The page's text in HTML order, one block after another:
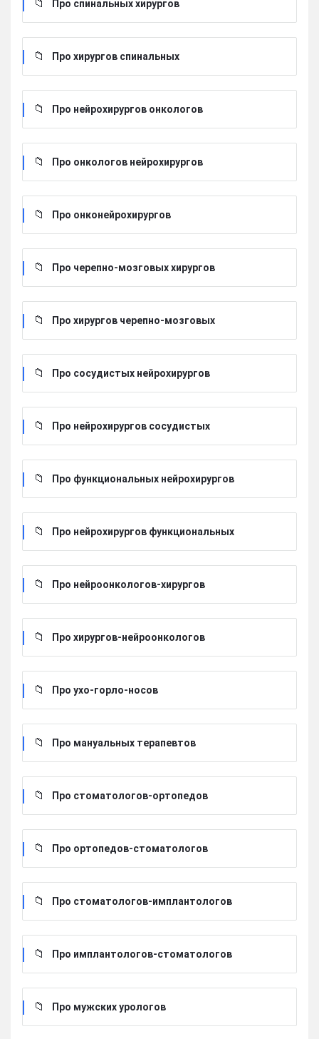
Про спинальных хирургов
Про хирургов cпинальных
Про нейрохирургов онкологов
Про онкологов нейрохирургов
Про онконейрохирургов
Про черепно-мозговых хирургов
Про хирургов черепно-мозговых
Про сосудистых нейрохирургов
Про нейрохирургов сосудистых
Про функциональных нейрохирургов
Про нейрохирургов функциональных
Про нейроонкологов-хирургов
Про хирургов-нейроонкологов
Про ухо-горло-носов
Про мануальных терапевтов
Про стоматологов-ортопедов
Про ортопедов-стоматологов
Про стоматологов-имплантологов
Про имплантологов-стоматологов
Про мужских урологов